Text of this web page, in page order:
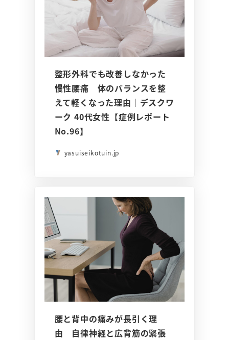
整形外科でも改善しなかった
慢性腰痛 体のバランスを整
えて軽くなった理由｜デスクワ
ーク 40代女性【症例レポート
No.96】
yasuiseikotuin.jp
腰と背中の痛みが長引く理
由 自律神経と広背筋の緊張